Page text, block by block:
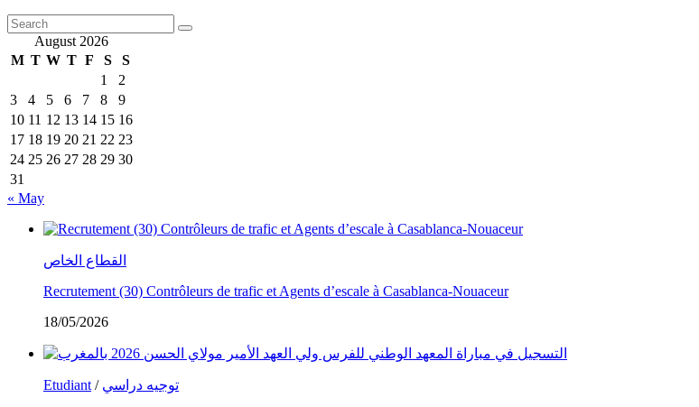
August 2026
M T W T F S
S
1
2
3
4 5 6 7 8
9
10 11 12 13 14 15 16
17 18 19 20 21 22 23
24 25 26 27 28 29 30
31
« May
القطاع الخاص
Recrutement (30) Contrôleurs de trafic et Agents d’escale à Casablanca-Nouaceur
18/05/2026
Etudiant / توجيه دراسي